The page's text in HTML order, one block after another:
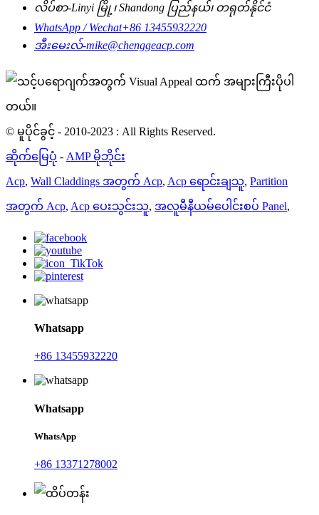
လိပ်စာ-Linyi မြို့၊ Shandong ပြည်နယ်၊ တရုတ်နိုင်ငံ
WhatsApp / Wechat+86 13455932220
အီးမေးလ်-mike@chenggeacp.com
© မူပိုင်ခွင့် - 2010-2023 : All Rights Reserved.
ဆိုက်မြေပုံ - AMP မိုဘိုင်း
Acp, Wall Claddings အတွက် Acp, Acp ရောင်းချသူ, Partition
အတွက် Acp, Acp ပေးသွင်းသူ, အလူမီနီယမ်ပေါင်းစပ် Panel,
Whatsapp
+86 13455932220
Whatsapp
WhatsApp
+86 13371278002